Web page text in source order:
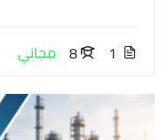
1
8 مجاني